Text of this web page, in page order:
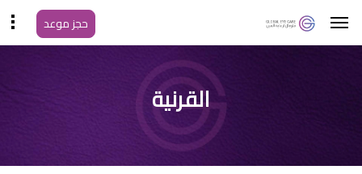
حجز موعد
رؤية نقاط مضيئة في
العين في الظلام
القرنية